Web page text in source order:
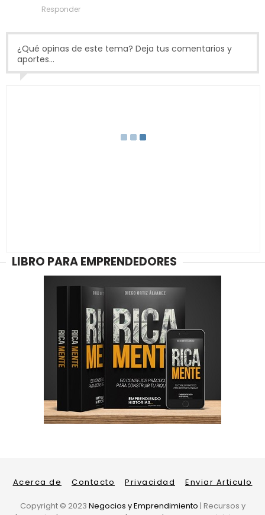
Responder
¿Qué opinas de este tema? Deja tus comentarios y
aportes...
LIBRO PARA EMPRENDEDORES
Acerca de Contacto Privacidad Enviar Articulo
Copyright © 2023 Negocios y Emprendimiento | Recursos y